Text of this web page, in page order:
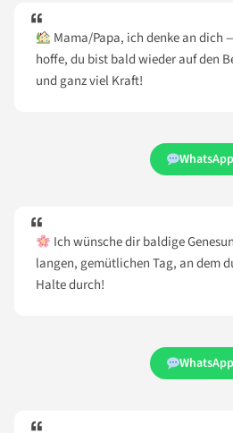
Mama/Papa, ich denke an dich
hoffe, du bist bald wieder auf den
und ganz viel Kraft!
WhatsApp
Ich wünsche dir baldige
langen, gemütlichen Tag, an dem
Halte durch!
WhatsApp